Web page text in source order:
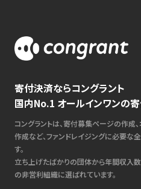
寄付決済ならコングラント
国内No.1 オールインワンの
コングラントは、寄付募集ページの作成
作成など、ファンドレイジングに必要な
す。
立ち上げたばかりの団体から年間収入
の非営利組織に選ばれています。